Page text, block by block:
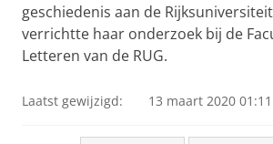
geschiedenis aan de
verrichtte haar onderzoek bij de
Letteren van de RUG.
Laatst gewijzigd: 13 maart 2020 01:11